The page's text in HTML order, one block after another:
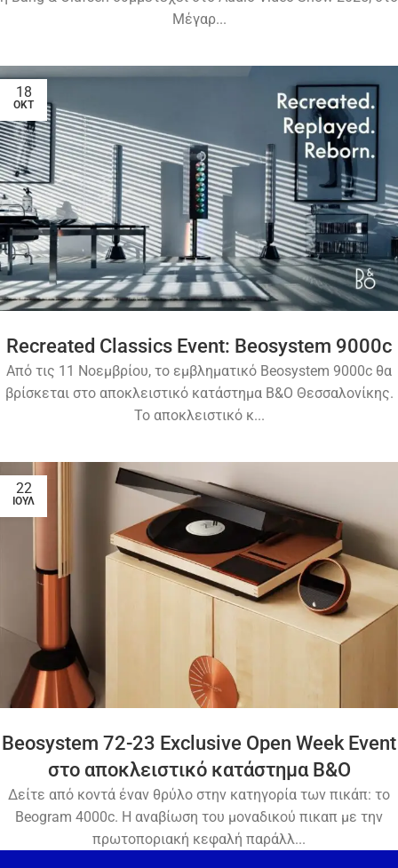
Μέγαρ...
18
ΟΚΤ
Recreated Classics Event: Beosystem 9000c
Από τις 11 Νοεμβρίου, το εμβληματικό Beosystem 9000c θα
βρίσκεται στο απoκλειστικό κατάστημα Β&Ο Θεσσαλονίκης.
Το αποκλειστικό κ...
22
ΙΟΎΛ
Beosystem 72-23 Exclusive Open Week Event
στο αποκλειστικό κατάστημα Β&Ο
Δείτε από κοντά έναν θρύλο στην κατηγορία των πικάπ: το
Beogram 4000c. Η αναβίωση του μοναδικού πικαπ με την
πρωτοποριακή κεφαλή παράλλ...